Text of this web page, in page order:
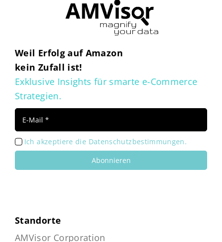
Weil Erfolg auf Amazon
kein Zufall ist!
Exklusive Insights für smarte e-Commerce
Strategien.
Ich akzeptiere die Datenschutzbestimmungen.
Abonnieren
Standorte
AMVisor Corporation